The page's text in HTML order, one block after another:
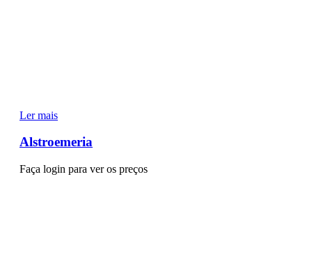
Ler mais
Alstroemeria
Faça login para ver os preços